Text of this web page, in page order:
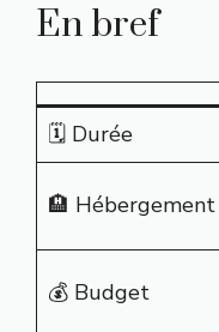
En bref
🗓️ Durée
🏨 Hébergement
💰 Budget